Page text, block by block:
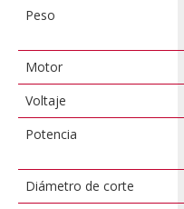
Peso
Motor
Voltaje
Potencia
Diámetro de corte